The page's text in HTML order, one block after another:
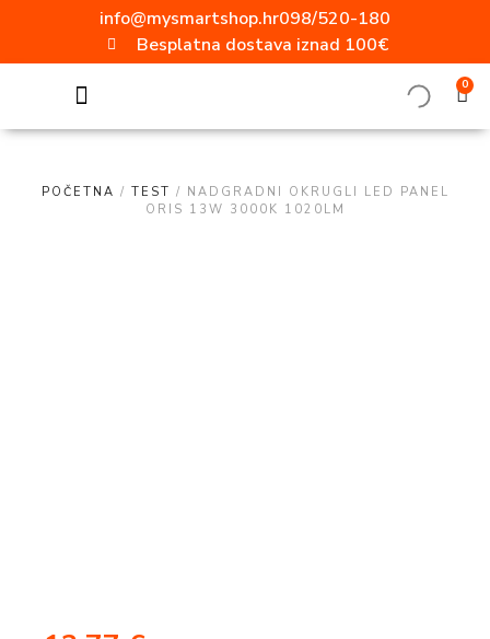
info@mysmartshop.hr098/520-180
Besplatna dostava iznad 100€
0
POČETNA / TEST / NADGRADNI OKRUGLI LED PANEL
ORIS 13W 3000K 1020LM